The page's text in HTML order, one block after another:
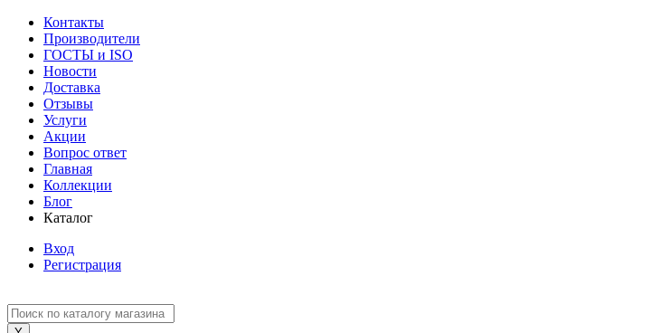
Контакты
Производители
ГОСТЫ и ISO
Новости
Доставка
Отзывы
Услуги
Акции
Вопрос ответ
Главная
Коллекции
Блог
Каталог
Вход
Регистрация